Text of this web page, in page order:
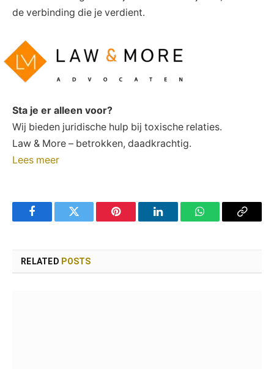
de‌ verbinding ‌die je verdient.
Sta je er alleen voor?
Wij bieden juridische hulp bij toxische relaties.
Law & More – betrokken, daadkrachtig.
Lees meer
FacebookTwitter Pinterest LinkedInWhatsAppCopy
RELATED POSTS